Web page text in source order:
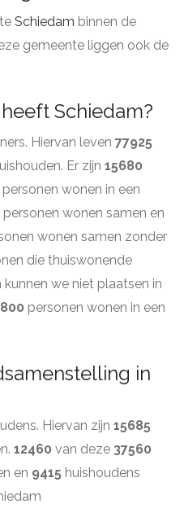
Schiedam binnen de
gemeente liggen ook de
Schiedam?
Hiervan leven 77925
Er zijn 15680
personen wonen in een
personen wonen samen en
wonen samen zonder
die thuiswonende
kunnen we niet plaatsen in
800 personen wonen in een
in
Hiervan zijn 15685
12460 van deze 37560
en 9415 huishoudens